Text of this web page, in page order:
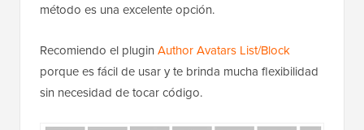
método es una excelente opción.
Recomiendo el plugin Author Avatars List/Block
porque es fácil de usar y te brinda mucha flexibilidad
sin necesidad de tocar código.